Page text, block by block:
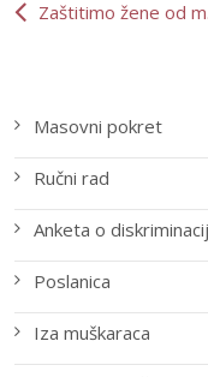
Masovni pokret
Ručni rad
Anketa o
Poslanica
Iza muškaraca